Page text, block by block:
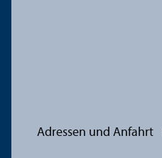
Adressen und Anfahrt